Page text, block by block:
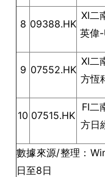
8 09388.HK
XI二
英偉
9 07552.HK
XI二
方恆
10 07515.HK
FI二
方日
數據來源/整理：
日至8日